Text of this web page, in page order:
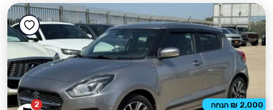
2 2,000 ₪ הנחה